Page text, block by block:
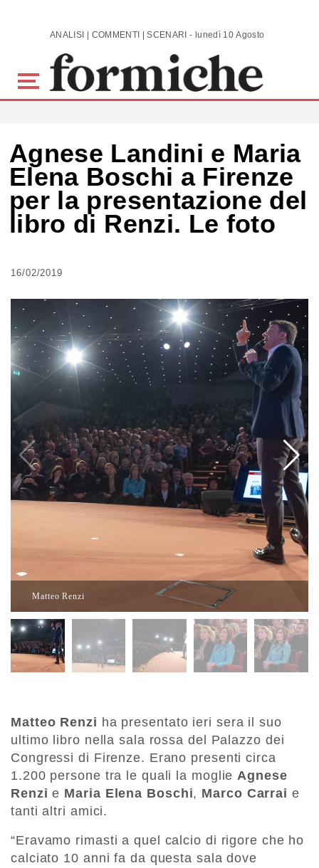
Skip to main content ANALISI | COMMENTI | SCENARI - lunedì 10 Agosto 2026
Agnese Landini e Maria
Elena Boschi a Firenze
per la presentazione del
libro di Renzi. Le foto
16/02/2019
Matteo Renzi
Matteo Renzi ha presentato ieri sera il suo
ultimo libro nella sala rossa del Palazzo dei
Congressi di Firenze. Erano presenti circa
1.200 persone tra le quali la moglieAgnese
Renzi e Maria Elena Boschi, Marco Carrai e
tanti altri amici.
“Eravamo rimasti a quel calcio di rigore che ho
calciato 10 anni fa da questa sala dove